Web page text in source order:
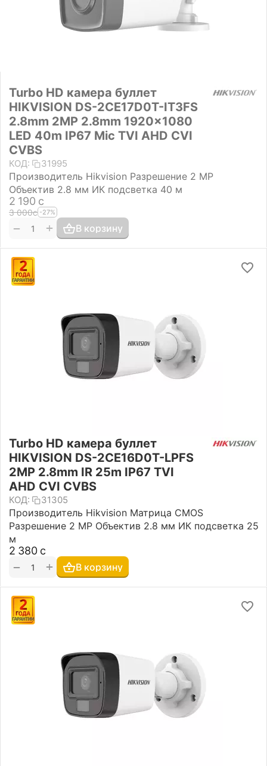
Turbo HD камера буллет
HIKVISION DS-2CE17D0T-IT3FS
2.8mm 2MP 2.8mm 1920×1080
LED 40m IP67 Mic TVI AHD CVI
CVBS
КОД: 31995
Производитель Hikvision Разрешение 2 MP
Объектив 2.8 мм ИК подсветка 40 м
2 190 с
3 000с -27%
+
− В корзину
Turbo HD камера буллет
HIKVISION DS-2CE16D0T-LPFS
2MP 2.8mm IR 25m IP67 TVI
AHD CVI CVBS
КОД: 31305
Производитель Hikvision Матрица CMOS
Разрешение 2 MP Объектив 2.8 мм ИК подсветка 25
м
2 380 с
+
− В корзину